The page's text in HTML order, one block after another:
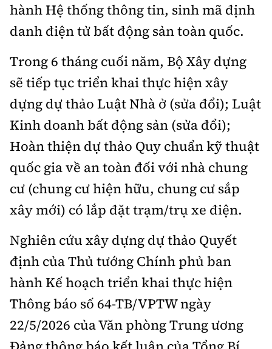
hành Hệ thống thông tin, sinh mã định
danh điện tử bất động sản toàn quốc.
Trong 6 tháng cuối năm, Bộ Xây dựng
sẽ tiếp tục triển khai thực hiện xây
dựng dự thảo Luật Nhà ở (sửa đổi); Luật
Kinh doanh bất động sản (sửa đổi);
Hoàn thiện dự thảo Quy chuẩn kỹ thuật
quốc gia về an toàn đối với nhà chung
cư (chung cư hiện hữu, chung cư sắp
xây mới) có lắp đặt trạm/trụ xe điện.
Nghiên cứu xây dựng dự thảo Quyết
định của Thủ tướng Chính phủ ban
hành Kế hoạch triển khai thực hiện
Thông báo số 64-TB/VPTW ngày
22/5/2026 của Văn phòng Trung ương